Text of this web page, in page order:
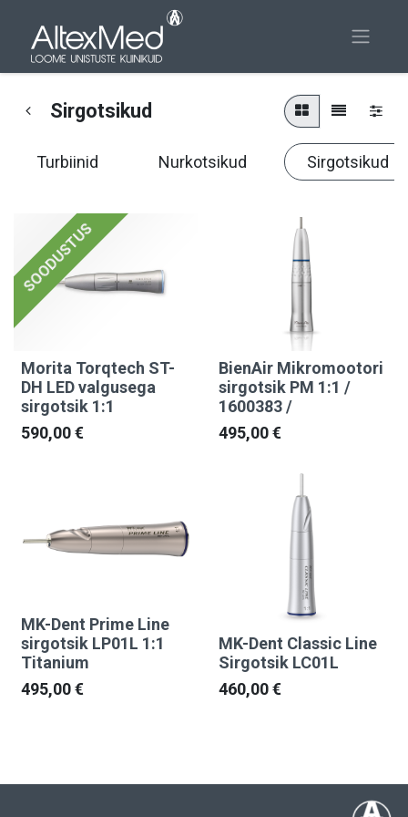
Sirgotsikud
Turbiinid Nurkotsikud Sirgotsikud
SOODUSTUS
Morita Torqtech ST-
DH LED valgusega
sirgotsik 1:1
590,00€
BienAir Mikromootori
sirgotsik PM 1:1 /
1600383 /
495,00€
MK-Dent Prime Line
sirgotsik LP01L 1:1
Titanium
495,00€
MK-Dent Classic Line
Sirgotsik LC01L
460,00€